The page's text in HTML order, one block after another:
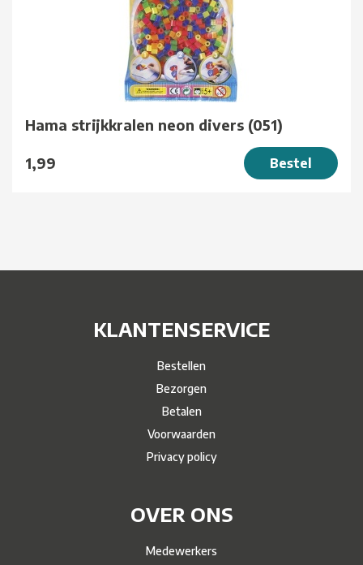
Hama strijkkralen neon divers (051)
1,99 Bestel
KLANTENSERVICE
Bestellen
Bezorgen
Betalen
Voorwaarden
Privacy policy
OVER ONS
Medewerkers